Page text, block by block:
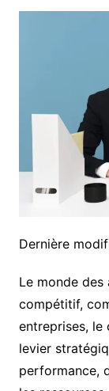
Dernière
Le monde
compétitif,
entreprises, le
levier
performance,